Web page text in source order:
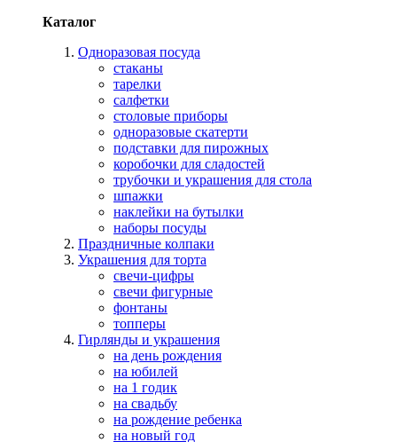
Каталог
Одноразовая посуда
стаканы
тарелки
салфетки
столовые приборы
одноразовые скатерти
подставки для пирожных
коробочки для сладостей
трубочки и украшения для стола
шпажки
наклейки на бутылки
наборы посуды
Праздничные колпаки
Украшения для торта
свечи-цифры
свечи фигурные
фонтаны
топперы
Гирлянды и украшения
на день рождения
на юбилей
на 1 годик
на свадьбу
на рождение ребенка
на новый год